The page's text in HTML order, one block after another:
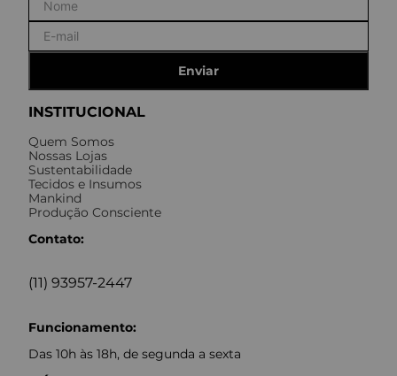
INSTITUCIONAL
Quem Somos
Nossas Lojas
Sustentabilidade
Tecidos e Insumos
Mankind
Produção Consciente
Contato:
(11) 93957-2447
Funcionamento:
Das 10h às 18h, de segunda a sexta
Enviar